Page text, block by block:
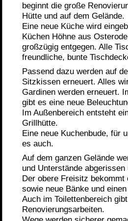
beginnt die große
Hütte und auf dem Gelände.
Eine neue Küche wird
Küchen Höhne aus
großzügig entgegen. Alle
freundliche, bunte
Passend dazu werden auf
Sitzkissen erneuert. Alles
Gardinen werden erneuert.
gibt es eine neue
Im Außenbereich entsteht
Grillhütte.
Eine neue Kuchenbude, für
es auch.
Auf dem ganzen Gelände
und Unterstände abgerissen
Der obere Freisitz bekommt
sowie neue Bänke und
Auch im Toilettenbereich
Renovierungsarbeiten.